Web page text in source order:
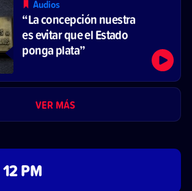
Audios
“La concepción nuestra
es evitar que el Estado
ponga plata”
VER MÁS
12 PM